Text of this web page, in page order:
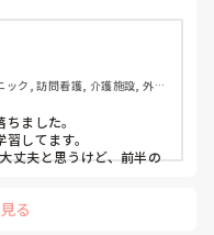
ック, 訪問看護, 介護施設, 外
ました。
してます。
丈夫と思うけど、前半の
る